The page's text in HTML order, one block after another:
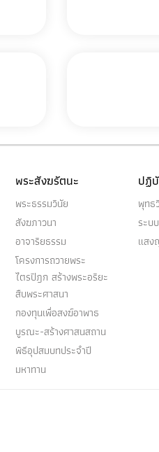
พระสังฆรัตนะ
พระธรรมวินัย
สังฆภาวนา
อาจาริยธรรม
โครงการถวายพระ
ไตรปิฎก สร้างพระอริยะ
สืบพระศาสนา
กองทุนเพื่อสงฆ์อาพาธ
บูรณะ-สร้างศาสนสถาน
พิธีอุปสมบทประจำปี
มหาทาน
ปฏิ
พุทธ
ระบ
แส